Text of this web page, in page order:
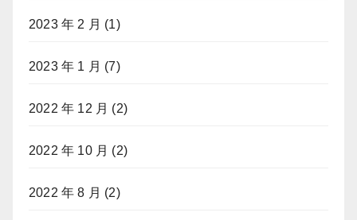
2023 年 2 月 (1)
2023 年 1 月 (7)
2022 年 12 月 (2)
2022 年 10 月 (2)
2022 年 8 月 (2)